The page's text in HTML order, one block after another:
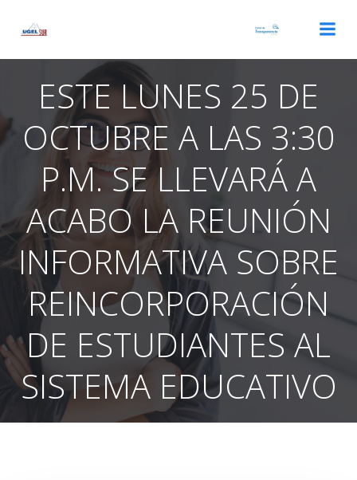
ESTE LUNES 25 DE
OCTUBRE A LAS 3:30
P.M. SE LLEVARÁ A
ACABO LA REUNIÓN
INFORMATIVA SOBRE
REINCORPORACIÓN
DE ESTUDIANTES AL
SISTEMA EDUCATIVO